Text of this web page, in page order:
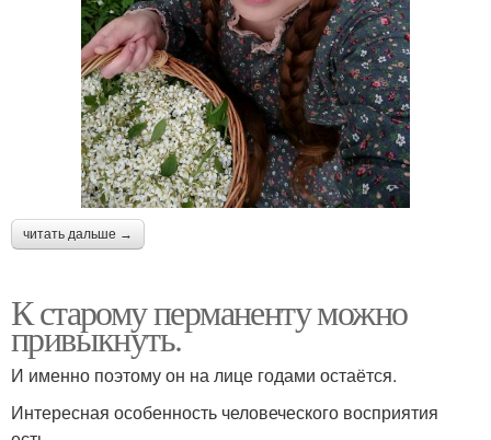
читать дальше →
К старому перманенту можно
привыкнуть.
И именно поэтому он на лице годами остаётся.
Интересная особенность человеческого восприятия